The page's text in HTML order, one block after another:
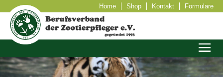
Home Shop Kontakt Formulare